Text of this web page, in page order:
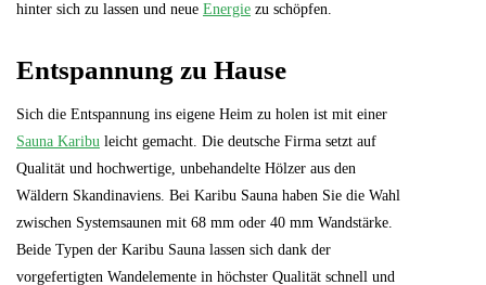
hinter sich zu lassen und neue Energie zu schöpfen.
Entspannung zu Hause
Sich die Entspannung ins eigene Heim zu holen ist mit einer
Sauna Karibu leicht gemacht. Die deutsche Firma setzt auf
Qualität und hochwertige, unbehandelte Hölzer aus den
Wäldern Skandinaviens. Bei Karibu Sauna haben Sie die Wahl
zwischen Systemsaunen mit 68 mm oder 40 mm Wandstärke.
Beide Typen der Karibu Sauna lassen sich dank der
vorgefertigten Wandelemente in höchster Qualität schnell und